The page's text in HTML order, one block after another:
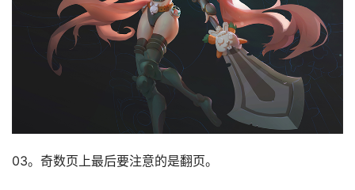
03。奇数页上最后要注意的是翻页。